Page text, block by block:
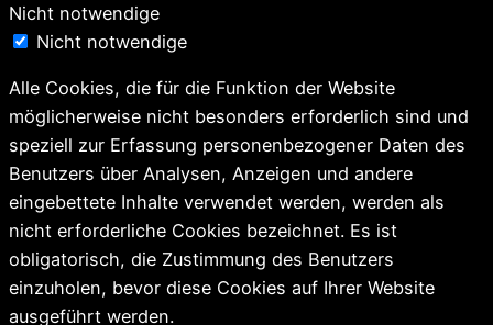
Nicht notwendige
Nicht notwendige
Alle Cookies, die für die Funktion der Website
möglicherweise nicht besonders erforderlich sind und
speziell zur Erfassung personenbezogener Daten des
Benutzers über Analysen, Anzeigen und andere
eingebettete Inhalte verwendet werden, werden als
nicht erforderliche Cookies bezeichnet. Es ist
obligatorisch, die Zustimmung des Benutzers
einzuholen, bevor diese Cookies auf Ihrer Website
ausgeführt werden.